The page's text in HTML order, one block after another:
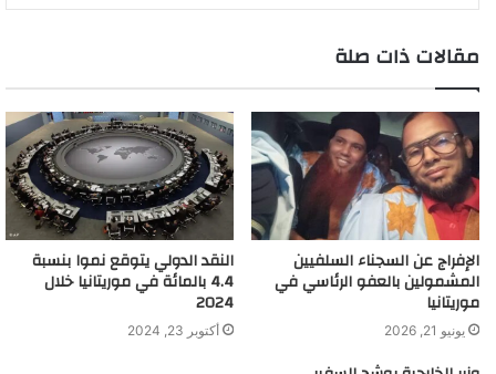
مقالات ذات صلة
الإفراج عن السجناء السلفيين
المشمولين بالعفو الرئاسي في
موريتانيا
يونيو 21, 2026
النقد الدولي يتوقع نموا بنسبة
4.4 بالمائة في موريتانيا خلال
2024
أكتوبر 23, 2024